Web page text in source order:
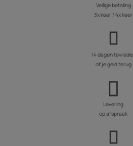
Veilige betaling
3x keer / 4x keer
14 dagen
of je geld terug
Levering
op afspraak